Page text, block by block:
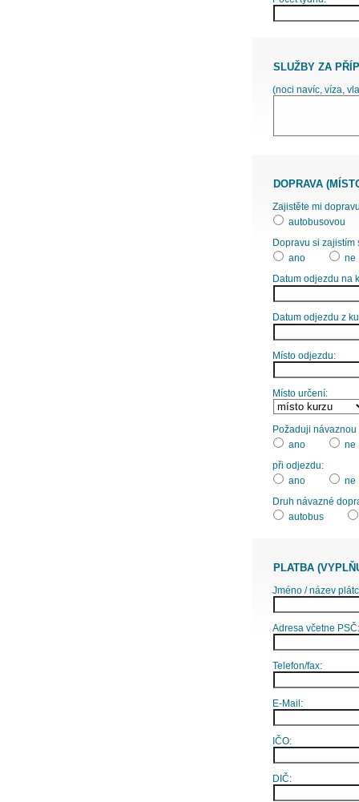
SLUŽBY ZA
(noci navíc, víza,
DOPRAVA
Zajistěte mi
autobusovou
Dopravu si zajistím
ano
ne
Datum odjezdu na
Datum odjezdu z
Místo odjezdu:
Místo určení:
Požaduji
ano
ne
při odjezdu:
ano
ne
Druh návazné
autobus
PLATBA
Jméno / název
Adresa včetne PSČ:
Telefon/fax:
E-Mail:
IČO:
DIČ: